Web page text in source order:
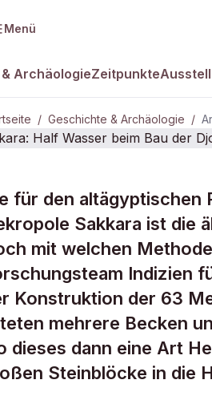
Menü
ArchäologieZeitpunkte
/ Geschichte & Archäologie /
GESCHICHTE & ARCHÄOLOGIE
Sakkara:
der
für den altägyptischen
Sakkara ist die
mit welchen
Indizien
Konstruktion der 63
mehrere Becken
dieses dann eine Art
Steinblöcke in die